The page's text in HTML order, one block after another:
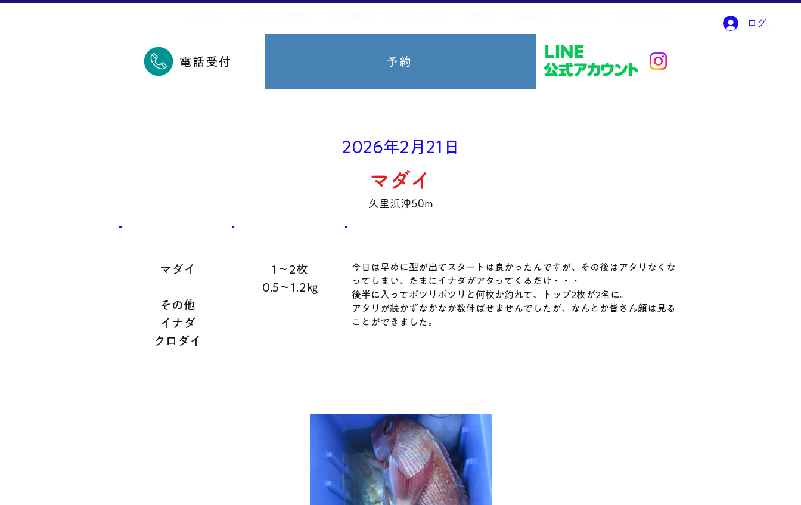
ログイン
電話受付 予約
2026年2月21日
マダイ
久里浜沖50m
マダイ
その他
イナダ
クロダイ
1～2枚
0.5～1.2㎏
今日は早めに型が出てスタートは良かったんですが、その後はアタリなくな
ってしまい、たまにイナダがアタってくるだけ・・・
後半に入ってポツリポツリと何枚か釣れて、トップ2枚が2名に。
アタリが続かずなかなか数伸ばせませんでしたが、なんとか皆さん顔は見る
ことができました。